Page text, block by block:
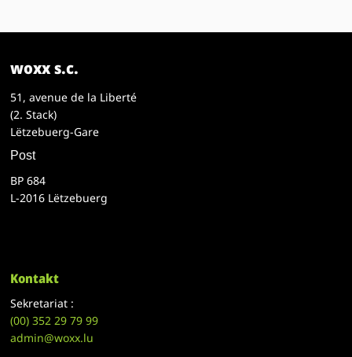
woxx s.c.
51, avenue de la Liberté
(2. Stack)
Lëtzebuerg-Gare
Post
BP 684
L-2016 Lëtzebuerg
Kontakt
Sekretariat :
(00)352 29 79 99
admin@woxx.lu